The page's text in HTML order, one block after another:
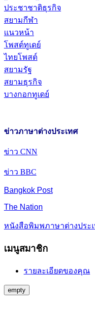
ประชาชาติธุรกิจ
สยามกีฬา
แนวหน้า
โพสต์ทูเดย์
ไทยโพสต์
สยามรัฐ
สยามธุรกิจ
บางกอกทูเดย์
ข่าวภาษาต่างประเทศ
ข่าว CNN
ข่าว BBC
Bangkok Post
The Nation
หนังสือพิมพภาษาต่างประ
เมนูสมาชิก
รายละเอียดของคุณ
empty